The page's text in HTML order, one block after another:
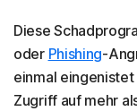
Diese
oder Phishing-
einmal
Zugriff auf mehr